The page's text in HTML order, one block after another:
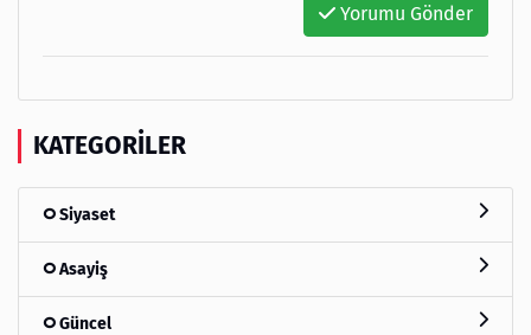
Yorumu Gönder
KATEGORILER
Siyaset
Asayiş
Güncel